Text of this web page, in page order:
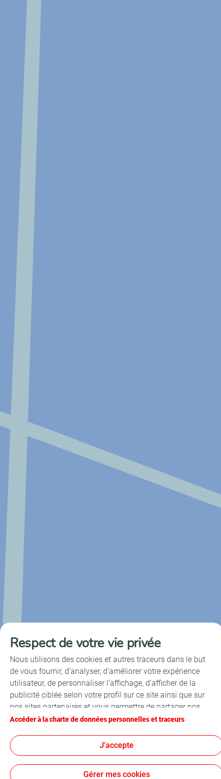
Respect de votre vie privée
Nous utilisons des cookies et autres traceurs dans le but
de vous fournir, d’analyser, d’améliorer votre expérience
utilisateur, de personnaliser l’affichage, d'afficher de la
publicité ciblée selon votre profil sur ce site ainsi que sur
nos sites partenaires et vous permettre de partager nos
contenus sur les réseaux sociaux. Conformément à la
d'audience sont déposés par défaut. Vous pouvez à tout
moment modifier vos paramètres de cookies en cliquant
sur le bouton « Gérer mes cookies ». En cliquant sur le
Accéder à la charte de données personnelles et traceurs
J'accepte
Gérer mes cookies